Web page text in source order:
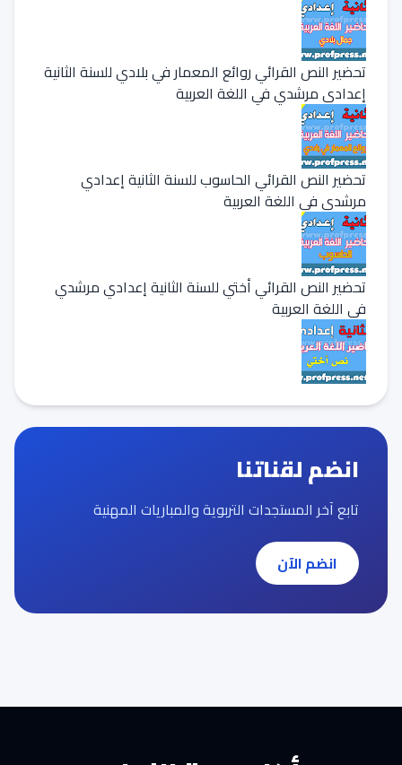
تحضير النص القرائي روائع المعمار في بلادي للسنة الثانية
إعدادي مرشدي في اللغة العربية
تحضير النص القرائي الحاسوب للسنة الثانية إعدادي
مرشدي في اللغة العربية
تحضير النص القرائي أختي للسنة الثانية إعدادي مرشدي
في اللغة العربية
انضم لقناتنا
تابع آخر المستجدات التربوية والمباريات المهنية
انضم الآن